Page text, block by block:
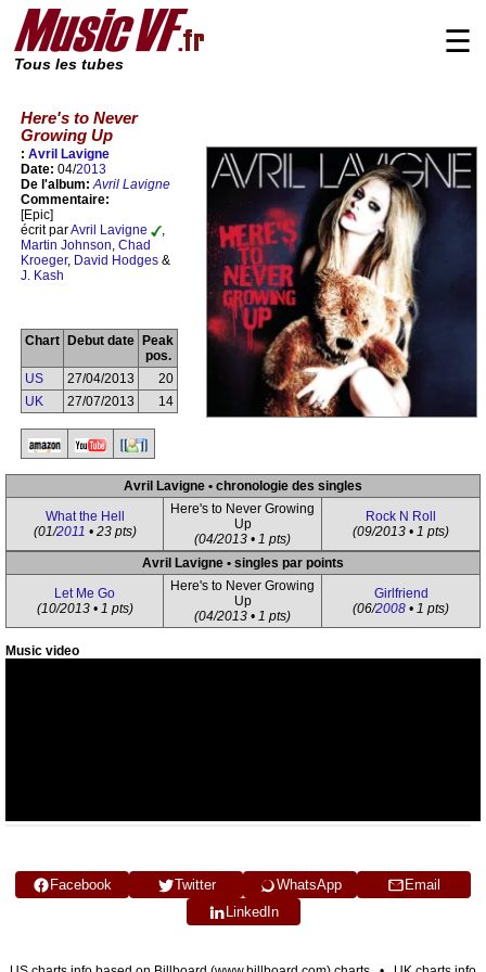
Tous les tubes
☰
Here's to Never
Growing Up
: Avril Lavigne
Date: 04/2013
De l'album:Avril Lavigne
Commentaire:
[Epic]
écrit parAvril Lavigne
,
Martin Johnson, Chad
Kroeger, David Hodges &
J. Kash
Chart Debut date
Peak
pos.
US
27/04/2013
20
UK
27/07/2013 14
Avril Lavigne • chronologie des singles
What the Hell
(01/2011 • 23 pts)
Here's to Never Growing
Up
(04/2013 • 1 pts)
Rock N Roll
(09/2013 • 1 pts)
Avril Lavigne • singles par points
Let Me Go
(10/2013 • 1 pts)
Here's to Never Growing
Up
(04/2013 • 1 pts)
Girlfriend
(06/2008 • 1 pts)
Music video
Facebook Twitter WhatsApp
Email
LinkedIn